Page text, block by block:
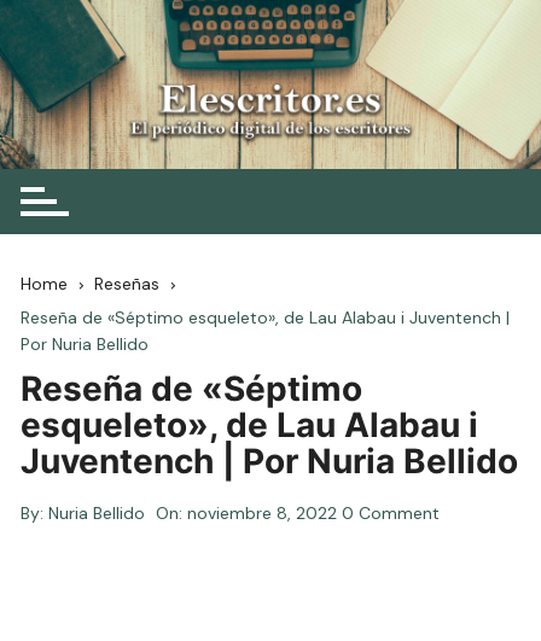
Skip
to
content
Elescritor.es
El periódico digital de los escritores
Home
Reseñas
Reseña de «Séptimo esqueleto», de Lau Alabau i Juventench |
Por Nuria Bellido
Reseña de «Séptimo
esqueleto», de Lau Alabau i
Juventench | Por Nuria Bellido
By: Nuria Bellido On:noviembre 8, 2022 0 Comment